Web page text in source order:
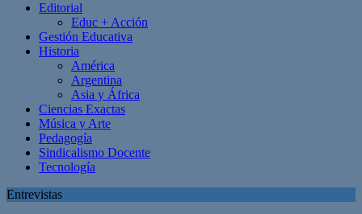
Editorial
Educ + Acción
Gestión Educativa
Historia
América
Argentina
Asia y África
Ciencias Exactas
Música y Arte
Pedagogía
Sindicalismo Docente
Tecnología
Entrevistas